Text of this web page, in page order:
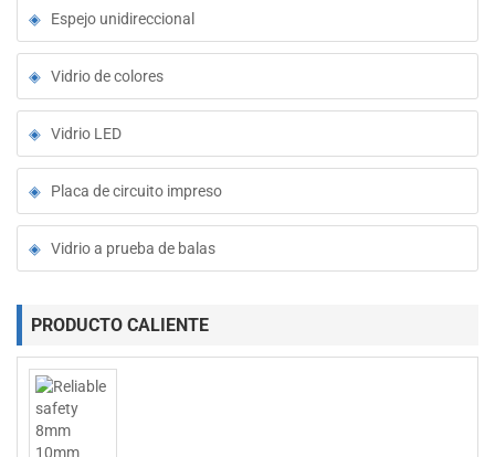
Espejo unidireccional
Vidrio de colores
Vidrio LED
Placa de circuito impreso
Vidrio a prueba de balas
PRODUCTO CALIENTE